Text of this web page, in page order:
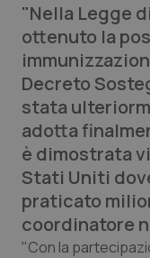
QS Pro
Professionisti
Abruzzo
Basilicata
Calabria
QS Pro Gold
Artrite &
Asma &
QS Club
"Nella Legge
ottenuto la
Decreto
stata
adotta
è dimostrata
Stati Uniti
praticato
coordinatore
"Con la